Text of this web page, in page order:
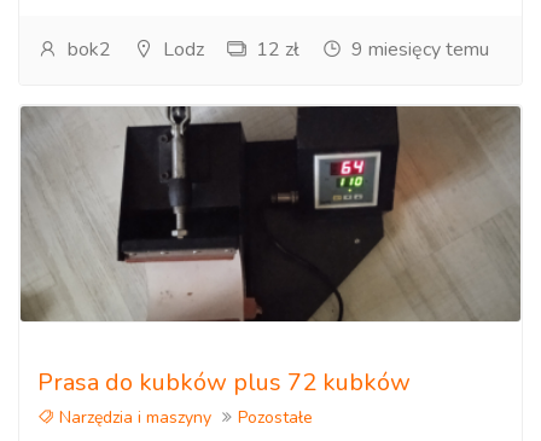
bok2 Lodz 12 zł 9 miesięcy temu
Prasa do kubków plus 72 kubków
Narzędzia i maszyny Pozostałe